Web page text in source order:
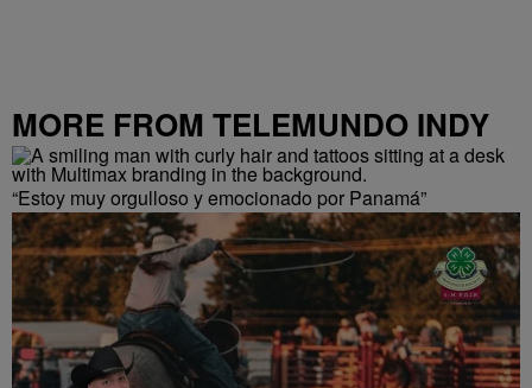
MORE FROM TELEMUNDO INDY
“Estoy muy orgulloso y emocionado por Panamá”